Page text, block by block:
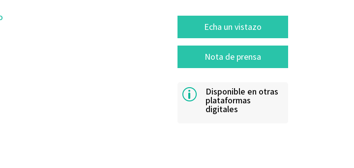
Echa un vistazo
Nota de prensa
p Disponible en otras
plataformas
digitales